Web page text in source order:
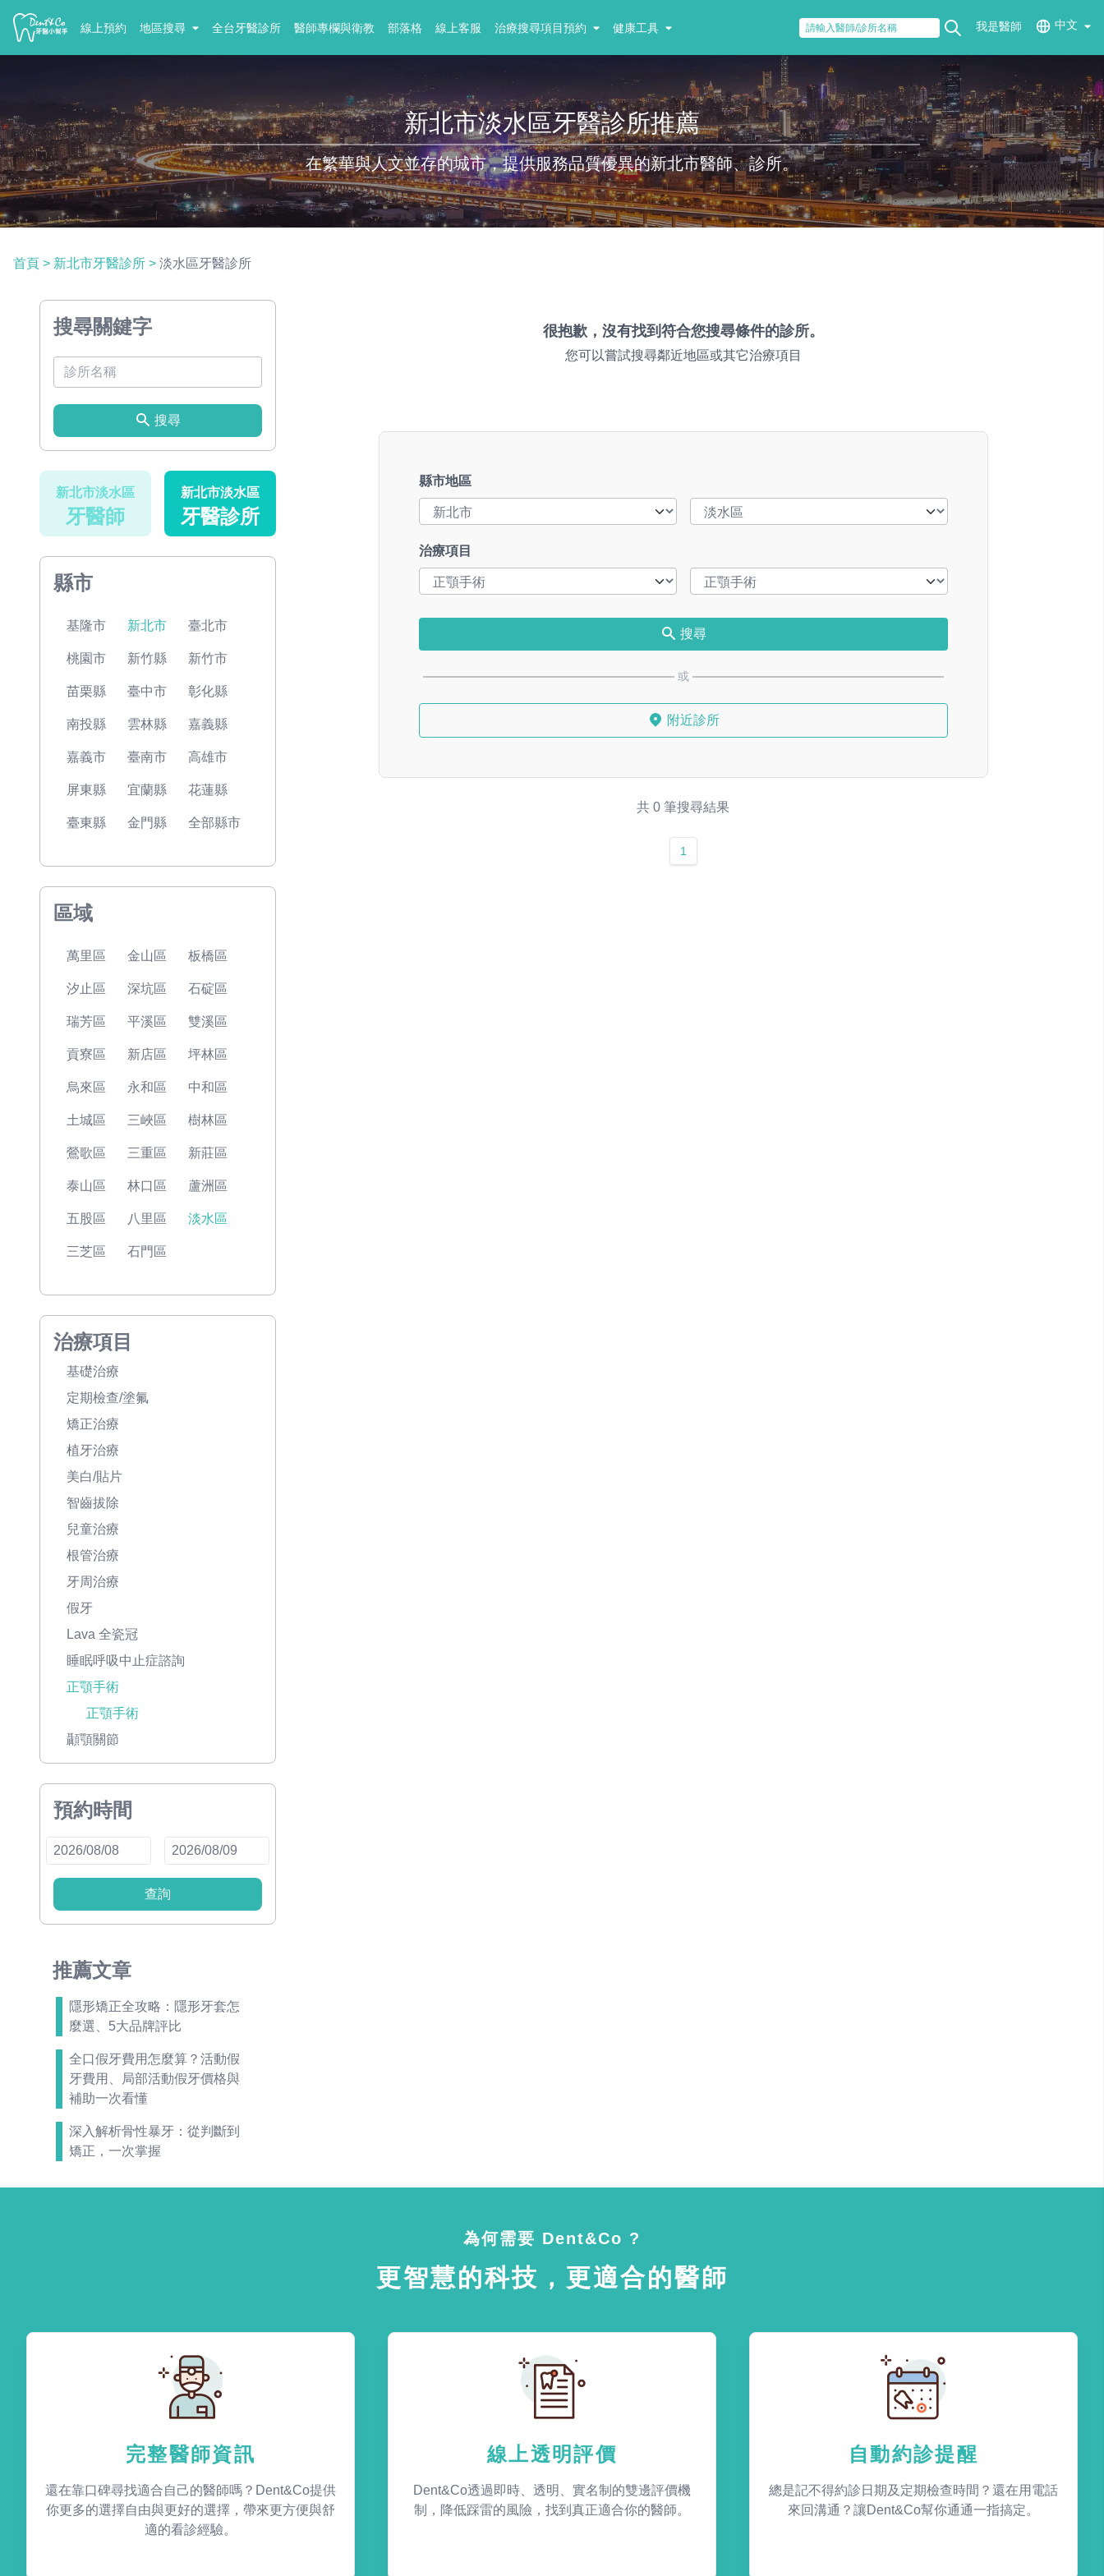
線上預約 地區搜尋 全台牙醫診所 醫師專欄與衛教 部落格 線上客服 治療搜尋項目預約 健康工具 我是醫師 中文
新北市淡水區牙醫診所推薦
在繁華與人文並存的城市，提供服務品質優異的新北市醫師、診所。
首頁 > 新北市牙醫診所 > 淡水區牙醫診所
搜尋關鍵字
搜尋
新北市淡水區
牙醫師
新北市淡水區
牙醫診所
縣市
基隆市 新北市 臺北市
桃園市 新竹縣 新竹市
苗栗縣 臺中市 彰化縣
南投縣 雲林縣 嘉義縣
嘉義市 臺南市 高雄市
屏東縣 宜蘭縣 花蓮縣
臺東縣 金門縣 全部縣市
區域
萬里區 金山區 板橋區
汐止區 深坑區 石碇區
瑞芳區 平溪區 雙溪區
貢寮區 新店區 坪林區
烏來區 永和區 中和區
土城區 三峽區 樹林區
鶯歌區 三重區 新莊區
泰山區 林口區 蘆洲區
五股區 八里區 淡水區
三芝區 石門區
治療項目
基礎治療
定期檢查/塗氟
矯正治療
植牙治療
美白/貼片
智齒拔除
兒童治療
根管治療
牙周治療
假牙
Lava 全瓷冠
睡眠呼吸中止症諮詢
正顎手術
正顎手術
顳顎關節
預約時間
查詢
推薦文章
隱形矯正全攻略：隱形牙套怎
麼選、5大品牌評比
全口假牙費用怎麼算？活動假
牙費用、局部活動假牙價格與
補助一次看懂
深入解析骨性暴牙：從判斷到
矯正，一次掌握
很抱歉，沒有找到符合您搜尋條件的診所。
您可以嘗試搜尋鄰近地區或其它治療項目
縣市地區
治療項目
搜尋
或
附近診所
共 0 筆搜尋結果
1
為何需要 Dent&Co ?
更智慧的科技，更適合的醫師
完整醫師資訊
還在靠口碑尋找適合自己的醫師嗎？Dent&Co提供
你更多的選擇自由與更好的選擇，帶來更方便與舒
適的看診經驗。
線上透明評價
Dent&Co透過即時、透明、實名制的雙邊評價機
制，降低踩雷的風險，找到真正適合你的醫師。
自動約診提醒
總是記不得約診日期及定期檢查時間？還在用電話
來回溝通？讓Dent&Co幫你通通一指搞定。